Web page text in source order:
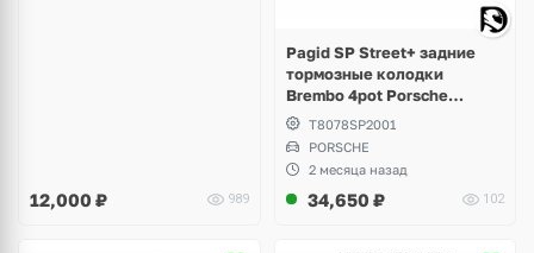
12,000 ₽ 989
Pagid SP Street+ задние
тормозные колодки
Brembo 4pot Porsche
Panamera Sport Turismo
T8078SP2001
PORSCHE
2 месяца назад
34,650 ₽ 102